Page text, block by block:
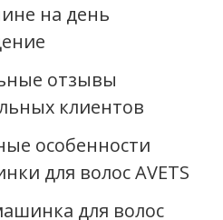
на день
отзывы
клиентов
особенности
для волос AVETS
для волос